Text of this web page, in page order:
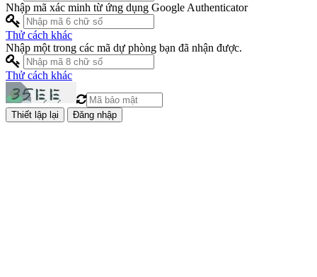
Nhập mã xác minh từ ứng dụng Google Authenticator
Thử cách khác
Nhập một trong các mã dự phòng bạn đã nhận được.
Thử cách khác
Đăng nhập